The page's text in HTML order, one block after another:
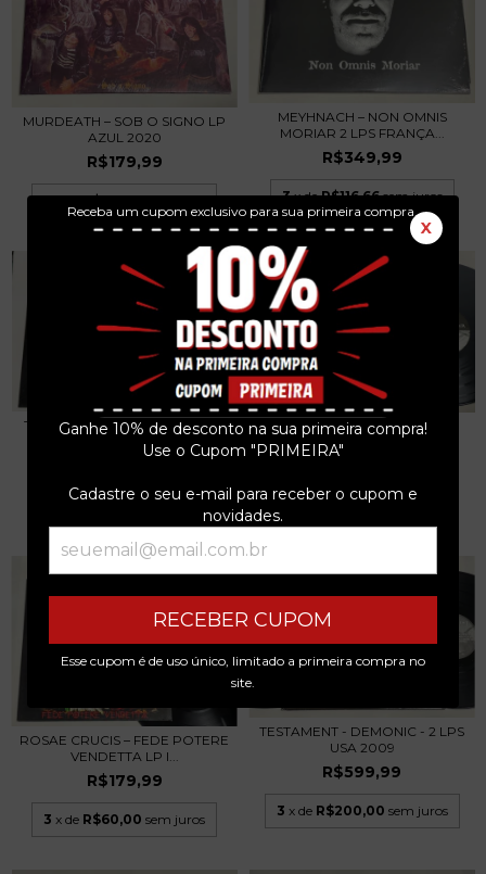
Receba um cupom exclusivo para sua primeira compra.
X
Ganhe 10% de desconto na sua primeira compra!
Use o Cupom "PRIMEIRA"
Cadastre o seu e-mail para receber o cupom e
novidades.
RECEBER CUPOM
Esse cupom é de uso único, limitado a primeira compra no
site.
MURDEATH – SOB O SIGNO LP
AZUL 2020
R$179,99
3 x deR$60,00 sem juros
MEYHNACH – NON OMNIS
MORIAR 2 LPS FRANÇA...
R$349,99
3 x deR$116,66 sem juros
T.I.R. - HEAVY METAL LP ITÁLIA
2011 TIR
x deR$60,00 sem juros
TREE OF SORES – A CRY OF
DESPAIR LP ALEM...
R$60,00
ROSAE CRUCIS – FEDE POTERE
VENDETTA LP I...
R$179,99
3 x de R$60,00 sem juros
TESTAMENT - DEMONIC - 2 LPS
USA 2009
R$599,99
3 x de R$200,00 sem juros